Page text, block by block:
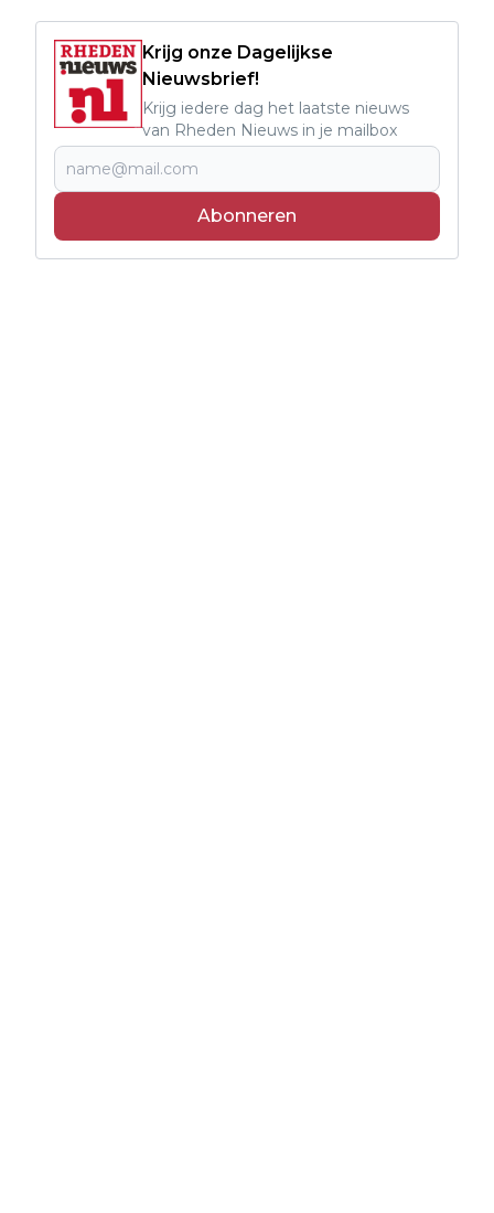
Krijg onze Dagelijkse
Nieuwsbrief!
Krijg iedere dag het laatste nieuws
van Rheden Nieuws in je mailbox
Abonneren